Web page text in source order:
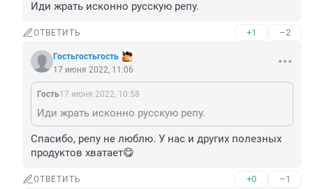
Иди жрать исконно русскую репу.
ОТВЕТИТЬ +1 –2
Гостьгостьгость
17 июня 2022, 11:06
Гость17 июня 2022, 10:58
Иди жрать исконно русскую репу.
Спасибо, репу не люблю. У нас и других полезных
продуктов хватает😋
ОТВЕТИТЬ +0 –1